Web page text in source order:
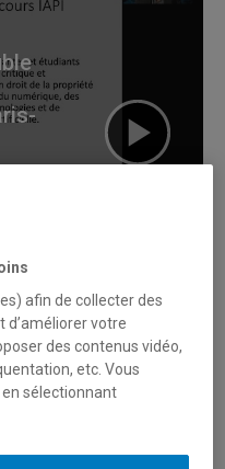
et
et
afin de collecter des
votre
des contenus vidéo,
etc. Vous
sélectionnant